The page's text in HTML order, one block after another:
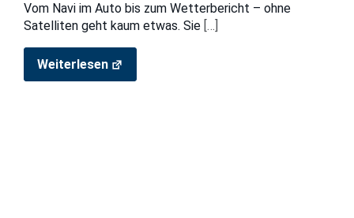
Vom Navi im Auto bis zum Wetterbericht – ohne
Satelliten geht kaum etwas. Sie […]
Weiterlesen